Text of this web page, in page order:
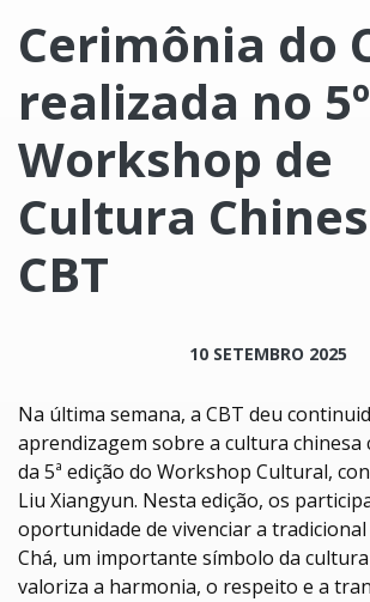
Cerimônia do
realizada no 5º
Workshop de
Cultura
CBT
10 SETEMBRO 2025
Na última semana, a CBT deu
aprendizagem sobre a cultura chinesa
da 5ª edição do Workshop Cultural,
Liu Xiangyun. Nesta edição, os
oportunidade de vivenciar a
Chá, um importante símbolo da
valoriza a harmonia, o respeito e a